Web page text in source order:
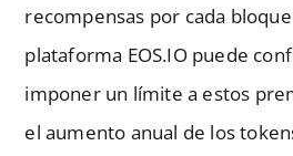
recompensas por cada
plataforma EOS.IO puede
imponer un límite a estos
el aumento anual de los